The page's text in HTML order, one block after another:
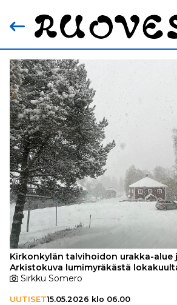
Kirkonkylän talvihoidon urakka-alue
Arkistokuva lumimyräkästä
Sirkku Somero
UUTISET15.05.2026 klo 06.00